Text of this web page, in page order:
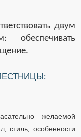
двум
обеспечивать
желаемой
стиль, особенности